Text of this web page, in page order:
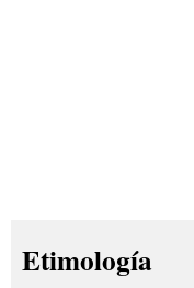
Etimología